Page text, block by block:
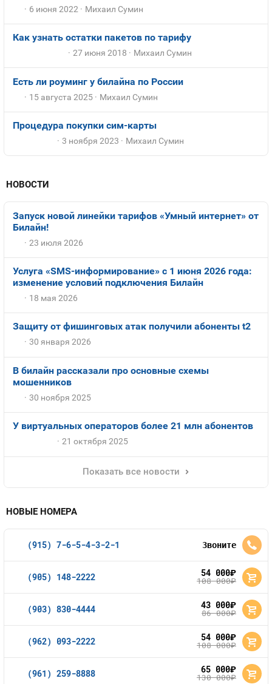
6 июня 2022 Михаил Сумин
Как узнать остатки пакетов по тарифу
27 июня 2018 Михаил Сумин
Есть ли роуминг у билайна по России
15 августа 2025 Михаил Сумин
Процедура покупки сим-карты
3 ноября 2023 Михаил Сумин
НОВОСТИ
Запуск новой линейки тарифов «Умный интернет» от
Билайн!
23 июля 2026
Услуга «SMS-информирование» с 1 июня 2026 года:
изменение условий подключения Билайн
18 мая 2026
Защиту от фишинговых атак получили абоненты t2
30 января 2026
В билайн рассказали про основные схемы
мошенников
30 ноября 2025
У виртуальных операторов более 21 млн абонентов
21 октября 2025
Показать все новости
НОВЫЕ НОМЕРА
(915) 7-6-5-4-3-2-1 Звоните
(905) 148-2222 54 000руб.
108 000руб.
(903) 830-4444 43 000руб.
86 000руб.
(962) 093-2222 54 000руб.
108 000руб.
(961) 259-8888 65 000руб.
130 000руб.